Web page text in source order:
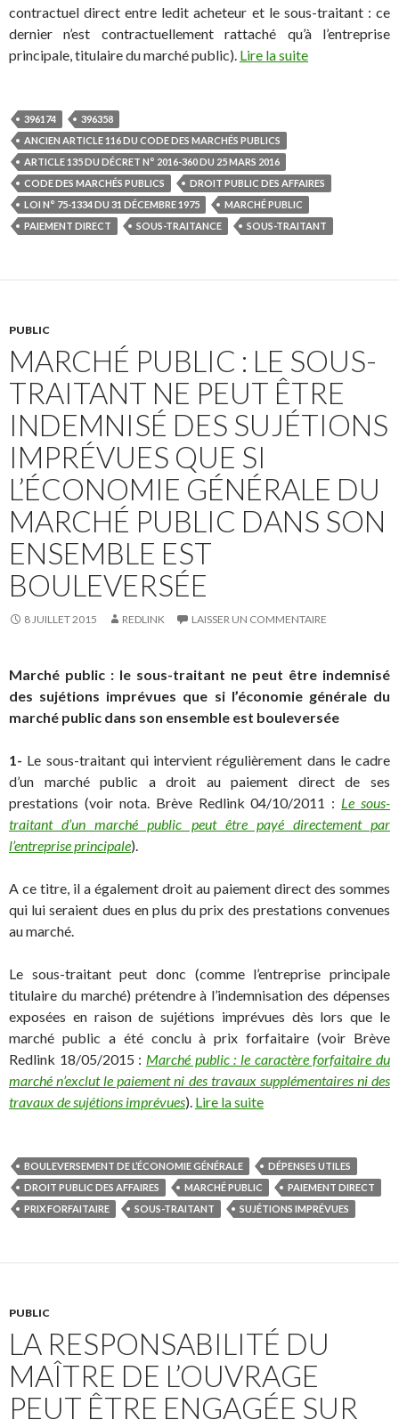
contractuel direct entre ledit acheteur et le sous-traitant : ce
dernier n’est contractuellement rattaché qu’à l’entreprise
principale, titulaire du marché public). Lire la suite
396174
396358
ANCIEN ARTICLE 116 DU CODE DES MARCHÉS PUBLICS
ARTICLE 135 DU DÉCRET N° 2016-360 DU 25 MARS 2016
CODE DES MARCHÉS PUBLICS
DROIT PUBLIC DES AFFAIRES
LOI N° 75-1334 DU 31 DÉCEMBRE 1975
MARCHÉ PUBLIC
PAIEMENT DIRECT
SOUS-TRAITANCE SOUS-TRAITANT
PUBLIC
MARCHÉ PUBLIC : LE SOUS-
TRAITANT NE PEUT ÊTRE
INDEMNISÉ DES SUJÉTIONS
IMPRÉVUES QUE SI
L’ÉCONOMIE GÉNÉRALE DU
MARCHÉ PUBLIC DANS SON
ENSEMBLE EST
BOULEVERSÉE
8 JUILLET 2015 REDLINK LAISSER UN COMMENTAIRE
Marché public : le sous-traitant ne peut être indemnisé
des sujétions imprévues que si l’économie générale du
marché public dans son ensemble est bouleversée
1- Le sous-traitant qui intervient régulièrement dans le cadre
d’un marché public a droit au paiement direct de ses
prestations (voir nota. Brève Redlink 04/10/2011 : Le sous-
traitant d’un marché public peut être payé directement par
l’entreprise principale).
A ce titre, il a également droit au paiement direct des sommes
qui lui seraient dues en plus du prix des prestations convenues
au marché.
Le sous-traitant peut donc (comme l’entreprise principale
titulaire du marché) prétendre à l’indemnisation des dépenses
exposées en raison de sujétions imprévues dès lors que le
marché public a été conclu à prix forfaitaire (voir Brève
Redlink 18/05/2015 : Marché public : le caractère forfaitaire du
marché n’exclut le paiement ni des travaux supplémentaires ni des
travaux de sujétions imprévues). Lire la suite
BOULEVERSEMENT DE L’ÉCONOMIE GÉNÉRALE
DÉPENSES UTILES
DROIT PUBLIC DES AFFAIRES
MARCHÉ PUBLIC
PAIEMENT DIRECT
PRIX FORFAITAIRE
SOUS-TRAITANT SUJÉTIONS IMPRÉVUES
PUBLIC
LA RESPONSABILITÉ DU
MAÎTRE DE L’OUVRAGE
PEUT ÊTRE ENGAGÉE SUR